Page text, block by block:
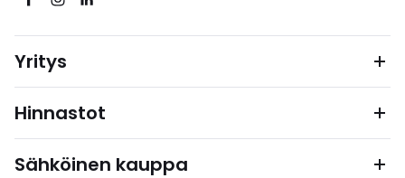
Yritys
Hinnastot
Sähköinen kauppa